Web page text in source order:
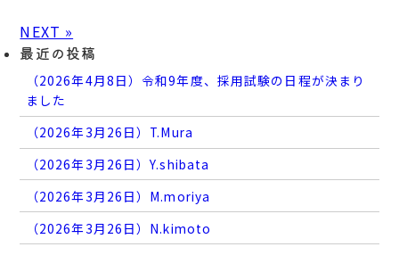
NEXT »
最近の投稿
（2026年4月8日）令和9年度、採用試験の日程が決まり
ました
（2026年3月26日）T.Mura
（2026年3月26日）Y.shibata
（2026年3月26日）M.moriya
（2026年3月26日）N.kimoto